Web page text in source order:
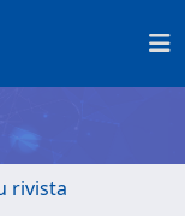
rivista